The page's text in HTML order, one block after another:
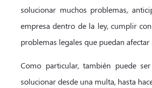
solucionar muchos problemas,
empresa dentro de la ley, cumplir
problemas legales que puedan afectar
Como particular, también puede
solucionar desde una multa, hasta